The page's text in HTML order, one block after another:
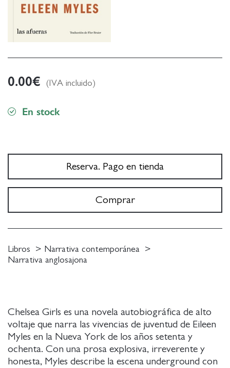
Chelsea Girls es una novela autobiográfica de alto
voltaje que narra las vivencias de juventud de Eileen
Myles en la Nueva York de los años setenta y
ochenta. Con una prosa explosiva, irreverente y
honesta, Myles describe la escena underground con
0.00€ (IVA incluido)
En stock
Reserva. Pago en tienda
Comprar
Libros
Narrativa contemporánea
Narrativa anglosajona